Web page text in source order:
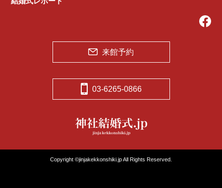
来館予約
03-6265-0866
Copyright ©jinjakekkonshiki.jp All Rights Reserved.